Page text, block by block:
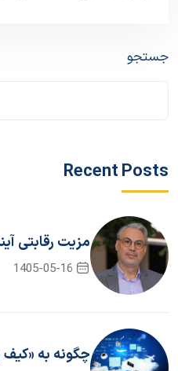
جستجو
Recent Posts
مزیت رقابتی
1405-05-16
چگونه به